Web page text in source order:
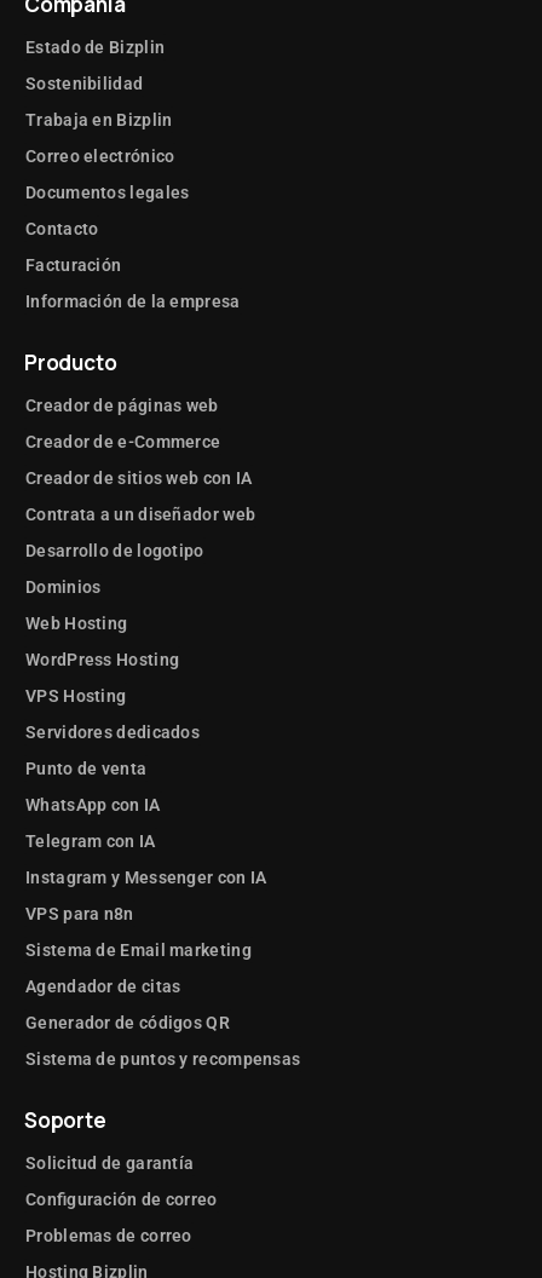
Estado de Bizplin
Sostenibilidad
Trabaja en Bizplin
Correo electrónico
Documentos legales
Contacto
Facturación
Información de la empresa
Producto
Creador de páginas web
Creador de e-Commerce
Creador de sitios web con IA
Contrata a un diseñador web
Desarrollo de logotipo
Dominios
Web Hosting
WordPress Hosting
VPS Hosting
Servidores dedicados
Punto de venta
WhatsApp con IA
Telegram con IA
Instagram y Messenger con IA
VPS para n8n
Sistema de Email marketing
Agendador de citas
Generador de códigos QR
Sistema de puntos y recompensas
Soporte
Solicitud de garantía
Configuración de correo
Problemas de correo
Hosting Bizplin